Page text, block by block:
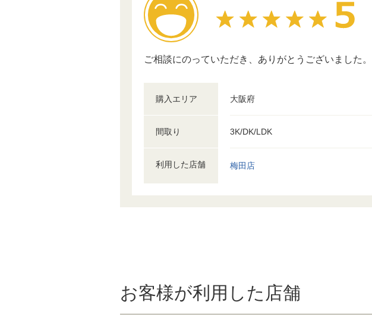
ご相談にのっていただき、ありがとうございました
購入エリア 大阪府
間取り 3K/DK/LDK
利用した店舗 梅田店
お客様が利用した店舗